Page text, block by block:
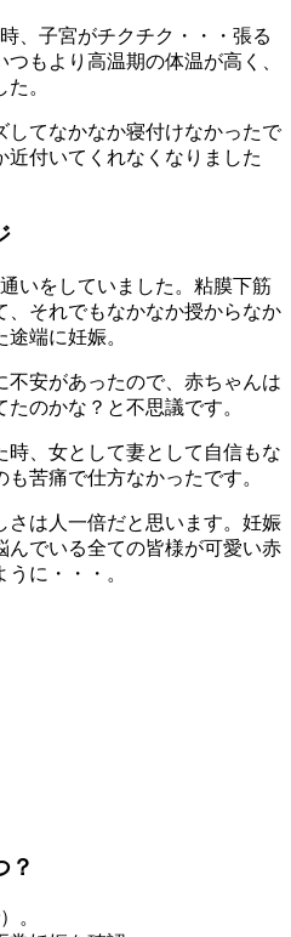
、子宮がチクチク・・・張る
もより高温期の体温が高く、
。
してなかなか寝付けなかったで
付いてくれなくなりました
いをしていました。粘膜下筋
、それでもなかなか授からなか
端に妊娠。
安があったので、赤ちゃんは
のかな？と不思議です。
、女として妻として自信もな
苦痛で仕方なかったです。
さは人一倍だと思います。妊娠
んでいる全ての皆様が可愛い赤
に・・・。
？
。